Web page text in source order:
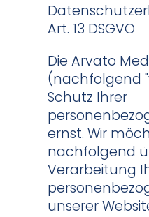
Art. 13 DSGVO
Die Arvato
(nachfolgend
Schutz Ihrer
ernst. Wir
nachfolgend
Verarbeitung
unserer